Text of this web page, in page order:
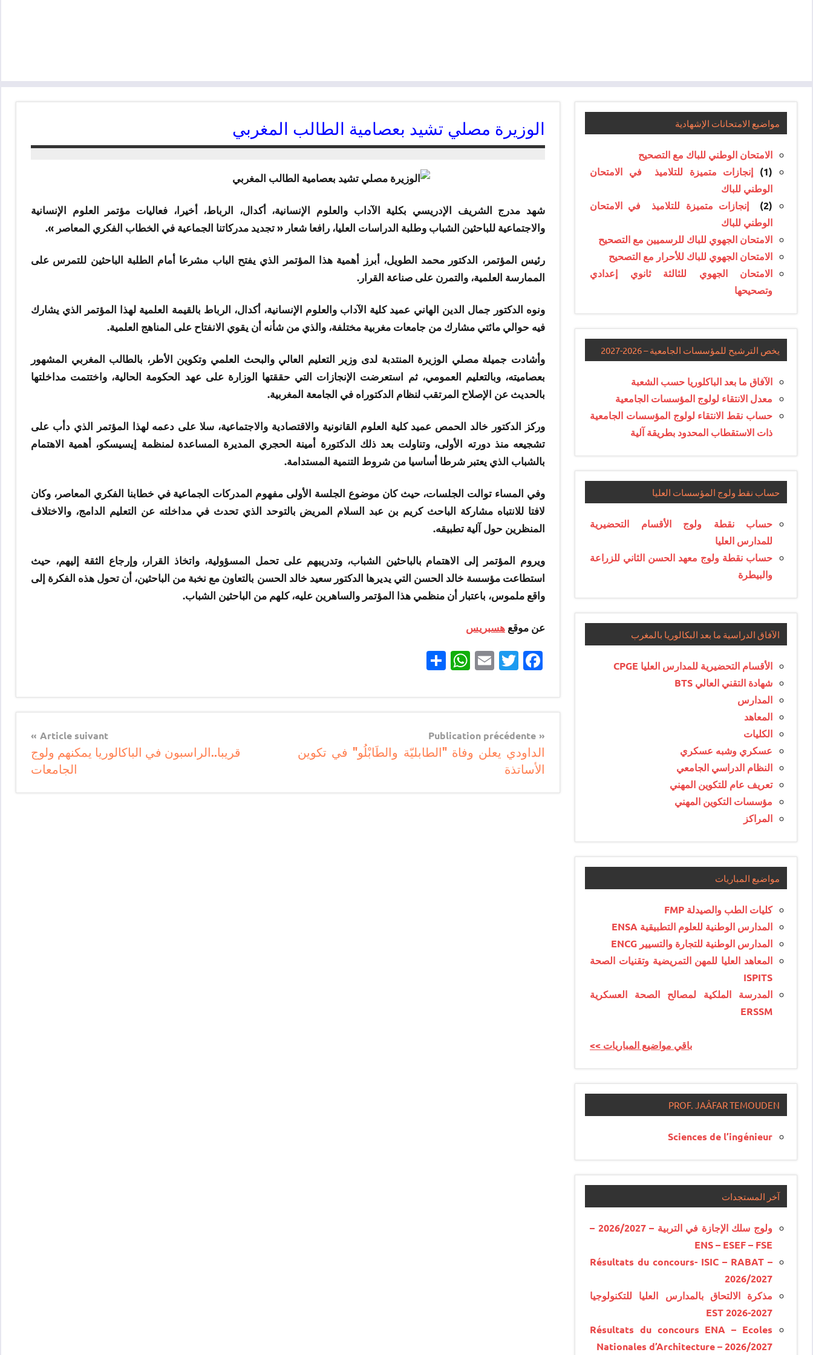
الوزيرة مصلي تشيد بعصامية الطالب المغربي
شهد مدرج الشريف الإدريسي بكلية الآداب والعلوم الإنسانية، أكدال، الرباط، أخيرا، فعاليات مؤتمر العلوم الإنسانية
والاجتماعية للباحثين الشباب وطلبة الدراسات العليا، رافعا شعار « تجديد مدركاتنا الجماعية في الخطاب الفكري المعاصر ».
رئيس المؤتمر، الدكتور محمد الطويل، أبرز أهمية هذا المؤتمر الذي يفتح الباب مشرعا أمام الطلبة الباحثين للتمرس على
الممارسة العلمية، والتمرن على صناعة القرار.
ونوه الدكتور جمال الدين الهاني عميد كلية الآداب والعلوم الإنسانية، أكدال، الرباط بالقيمة العلمية لهذا المؤتمر الذي يشارك
فيه حوالي مائتي مشارك من جامعات مغربية مختلفة، والذي من شأنه أن يقوي الانفتاح على المناهج العلمية.
وأشادت جميلة مصلي الوزيرة المنتدبة لدى وزير التعليم العالي والبحث العلمي وتكوين الأطر، بالطالب المغربي المشهور
بعصاميته، وبالتعليم العمومي، ثم استعرضت الإنجازات التي حققتها الوزارة على عهد الحكومة الحالية، واختتمت مداخلتها
بالحديث عن الإصلاح المرتقب لنظام الدكتوراه في الجامعة المغربية.
وركز الدكتور خالد الحمص عميد كلية العلوم القانونية والاقتصادية والاجتماعية، سلا على دعمه لهذا المؤتمر الذي دأب على
تشجيعه منذ دورته الأولى، وتناولت بعد ذلك الدكتورة أمينة الحجري المديرة المساعدة لمنظمة إيسيسكو، أهمية الاهتمام
بالشباب الذي يعتبر شرطا أساسيا من شروط التنمية المستدامة.
وفي المساء توالت الجلسات، حيث كان موضوع الجلسة الأولى مفهوم المدركات الجماعية في خطابنا الفكري المعاصر، وكان
لافتا للانتباه مشاركة الباحث كريم بن عبد السلام المريض بالتوحد الذي تحدث في مداخلته عن التعليم الدامج، والاختلاف
المنظرين حول آلية تطبيقه.
ويروم المؤتمر إلى الاهتمام بالباحثين الشباب، وتدريبهم على تحمل المسؤولية، واتخاذ القرار، وإرجاع الثقة إليهم، حيث
استطاعت مؤسسة خالد الحسن التي يديرها الدكتور سعيد خالد الحسن بالتعاون مع نخبة من الباحثين، أن تحول هذه الفكرة إلى
واقع ملموس، باعتبار أن منظمي هذا المؤتمر والساهرين عليه، كلهم من الباحثين الشباب.
عن موقع هسبريس
Facebook
Twitter
Email
WhatsApp
Navigation
de
l’article
Publication précédente
الداودي يعلن وفاة "الطابليّة والطَابْلُو" في تكوين
الأساتذة
Article suivant
قريبا..الراسبون في الباكالوريا يمكنهم ولوج
الجامعات
مواضيع الامتحانات الإشهادية
الامتحان الوطني للباك مع التصحيح
(1)
إنجازات متميزة للتلاميذ في الامتحان
الوطني للباك
(2)
إنجازات متميزة للتلاميذ في الامتحان
الوطني للباك
الامتحان الجهوي للباك للرسميين مع التصحيح
الامتحان الجهوي للباك للأحرار مع التصحيح
الامتحان الجهوي للثالثة ثانوي إعدادي
وتصحيحها
يخص الترشيح للمؤسسات الجامعية – 2026-2027
الآفاق ما بعد الباكلوريا حسب الشعبة
معدل الانتقاء لولوج المؤسسات الجامعية
حساب نقط الانتقاء لولوج المؤسسات الجامعية
ذات الاستقطاب المحدود بطريقة آلية
حساب نقط ولوج المؤسسات العليا
حساب نقطة ولوج الأقسام التحضيرية
للمدارس العليا
حساب نقطة ولوج معهد الحسن الثاني للزراعة
والبيطرة
الآفاق الدراسية ما بعد البكالوريا بالمغرب
الأقسام التحضيرية للمدارس العليا CPGE
شهادة التقني العالي BTS
المدارس
المعاهد
الكليات
عسكري وشبه عسكري
النظام الدراسي الجامعي
تعريف عام للتكوين المهني
مؤسسات التكوين المهني
المراكز
مواضيع المباريات
كليات الطب والصيدلة FMP
المدارس الوطنية للعلوم التطبيقية ENSA
المدارس الوطنية للتجارة والتسيير ENCG
المعاهد العليا للمهن التمريضية وتقنيات الصحة
ISPITS
المدرسة الملكية لمصالح الصحة العسكرية
ERSSM
<< باقي مواضيع المباريات
PROF. JAÂFAR TEMOUDEN
Sciences de l’ingénieur
آخر المستجدات
ولوج سلك الإجازة في التربية – 2026/2027 –
ENS – ESEF – FSE
Résultats du concours- ISIC – RABAT –
2026/2027
مذكرة الالتحاق بالمدارس العليا للتكنولوجيا
EST 2026-2027
Résultats du concours ENA – Ecoles
Nationales d’Architecture – 2026/2027